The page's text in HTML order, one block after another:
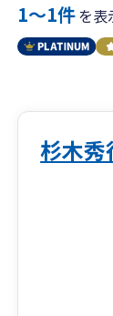
1〜1件を表
杉木秀